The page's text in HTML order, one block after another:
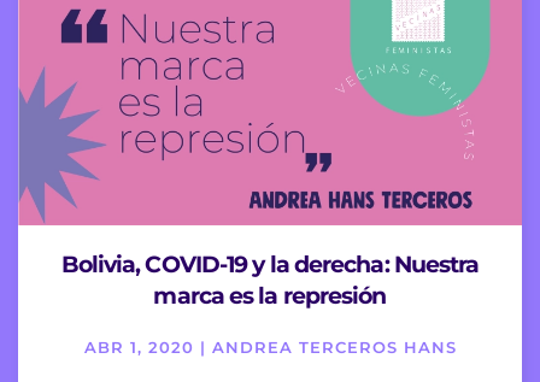
Bolivia, COVID-19 y la derecha: Nuestra
marca es la represión
ABR 1, 2020 | ANDREA TERCEROS HANS